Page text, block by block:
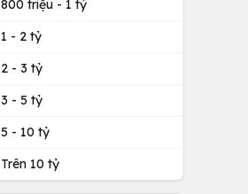
800 triệu - 1 tỷ
1 - 2 tỷ
2 - 3 tỷ
3 - 5 tỷ
5 - 10 tỷ
Trên 10 tỷ